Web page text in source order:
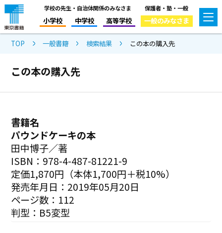
学校の先生・自治体関係のみなさま
小学校 中学校 高等学校
保護者・塾・一般
一般のみなさま
TOP 一般書籍 検索結果 この本の購入先
この本の購入先
書籍名
パウンドケーキの本
田中博子／著
ISBN：978-4-487-81221-9
定価1,870円（本体1,700円＋税10%）
発売年月日：2019年05月20日
ページ数：112
判型：B5変型